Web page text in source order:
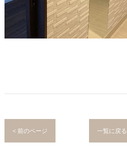
< 前のページ 一覧に戻る